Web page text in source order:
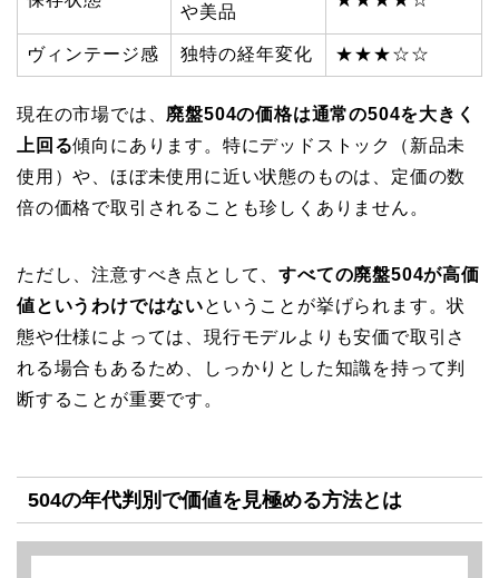
や美品
ヴィンテージ感 独特の経年変化 ★★★☆☆
現在の市場では、 廃盤504の価格は通常の504を大きく
上回る傾向にあります。特にデッドストック（新品未
使用）や、ほぼ未使用に近い状態のものは、定価の数
倍の価格で取引されることも珍しくありません。
ただし、注意すべき点として、すべての廃盤504が高価
値というわけではないということが挙げられます。状
態や仕様によっては、現行モデルよりも安価で取引さ
れる場合もあるため、しっかりとした知識を持って判
断することが重要です。
504の年代判別で価値を見極める方法とは